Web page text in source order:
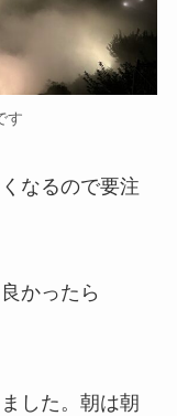
す
なるので要注
かったら
した。朝は朝